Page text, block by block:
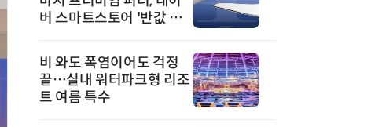
버 스마트스토어 '반값 할
비 와도 폭염이어도 걱정
끝…실내 워터파크형 리조
트 여름 특수